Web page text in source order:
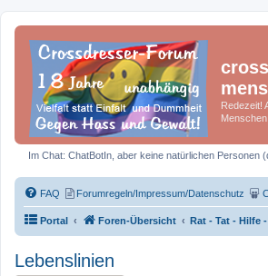
Redezeit!
Im Chat: ChatBotIn, aber keine natürlichen Personen
FAQ Forumregeln/Impressum/Datenschutz
Portal Foren-Übersicht Rat - Tat - Hilfe
Lebenslinien